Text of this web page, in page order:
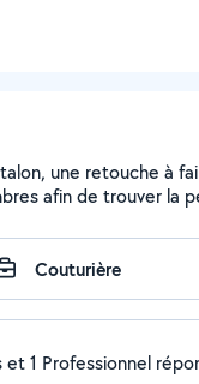
une retouche à
afin de trouver la
et 1 Professionnel